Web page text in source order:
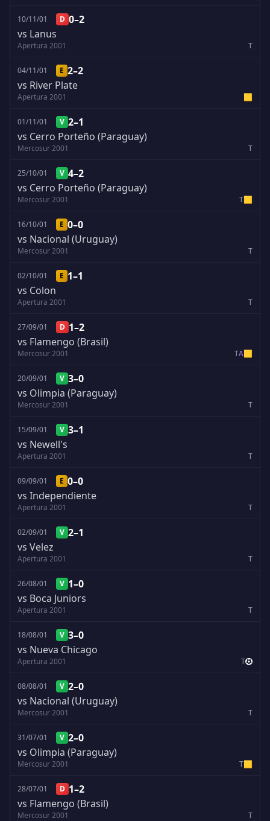
10/11/01 D 0–2
vs Lanus
Apertura 2001 T
04/11/01 E 2–2
vs River Plate
Apertura 2001 🟨
01/11/01 V 2–1
vs Cerro Porteño (Paraguay)
Mercosur 2001 T
25/10/01 V 4–2
vs Cerro Porteño (Paraguay)
Mercosur 2001 T🟨
16/10/01 E 0–0
vs Nacional (Uruguay)
Mercosur 2001 T
02/10/01 E 1–1
vs Colon
Apertura 2001 T
27/09/01 D 1–2
vs Flamengo (Brasil)
Mercosur 2001 TA🟨
20/09/01 V 3–0
vs Olimpia (Paraguay)
Mercosur 2001 T
15/09/01 V 3–1
vs Newell's
Apertura 2001 T
09/09/01 E 0–0
vs Independiente
Apertura 2001 T
02/09/01 V 2–1
vs Velez
Apertura 2001 T
26/08/01 V 1–0
vs Boca Juniors
Apertura 2001 T
18/08/01 V 3–0
vs Nueva Chicago
Apertura 2001 T
08/08/01 V 2–0
vs Nacional (Uruguay)
Mercosur 2001 T
31/07/01 V 2–0
vs Olimpia (Paraguay)
Mercosur 2001 T🟨
28/07/01 D 1–2
vs Flamengo (Brasil)
Mercosur 2001 T